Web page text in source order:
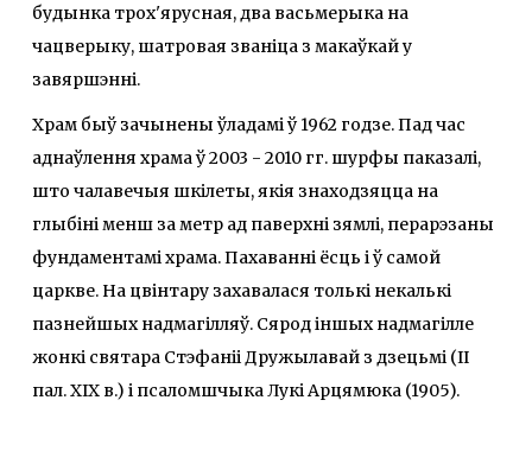
будынка трох'ярусная, два васьмерыка на
чацверыку, шатровая званіца з макаўкай у
завяршэнні.
Храм быў зачынены ўладамі ў 1962 годзе. Пад час
аднаўлення храма ў 2003 - 2010 гг. шурфы паказалі,
што чалавечыя шкілеты, якія знаходзяцца на
глыбіні менш за метр ад паверхні зямлі, перарэзаны
фундаментамі храма. Пахаванні ёсць i ў самой
царкве. На цвінтару захавалася толькі некалькі
пазнейшых надмагілляў. Сярод iншых надмагілле
жонкі святара Стэфаніі Дружылавай з дзецьмі (II
пал. XIX в.) i псаломшчыка Лукі Арцямюка (1905).